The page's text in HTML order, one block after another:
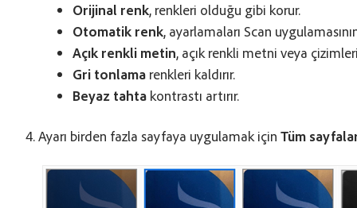
Orijinal renk, renkleri olduğu gibi korur.
Otomatik renk, ayarlamaları Scan
Açık renkli metin, açık renkli metni veya
Gri tonlama renkleri kaldırır.
Beyaz tahta kontrastı artırır.
Ayarı birden fazla sayfaya uygulamak içinTüm